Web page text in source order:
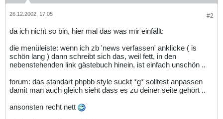
#2
26.12.2002, 17:05
da ich nicht so bin, hier mal das was mir einfällt:
die menüleiste: wenn ich zb 'news verfassen' anklicke ( is
schön lang ) dann schreibt sich das, weil fett, in den
nebenstehenden link gästebuch hinein, ist einfach unschön ..
forum: das standart phpbb style suckt *g* solltest anpassen
damit man auch gleich sieht dass es zu deiner seite gehört ..
ansonsten recht nett